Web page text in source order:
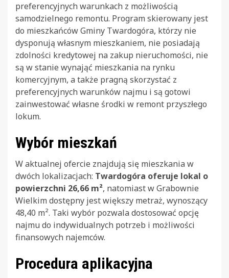
preferencyjnych warunkach z możliwością
samodzielnego remontu. Program skierowany jest
do mieszkańców Gminy Twardogóra, którzy nie
dysponują własnym mieszkaniem, nie posiadają
zdolności kredytowej na zakup nieruchomości, nie
są w stanie wynająć mieszkania na rynku
komercyjnym, a także pragną skorzystać z
preferencyjnych warunków najmu i są gotowi
zainwestować własne środki w remont przyszłego
lokum.
Wybór mieszkań
W aktualnej ofercie znajdują się mieszkania w
dwóch lokalizacjach: Twardogóra oferuje lokal o
powierzchni 26,66 m², natomiast w Grabownie
Wielkim dostępny jest większy metraż, wynoszący
48,40 m². Taki wybór pozwala dostosować opcję
najmu do indywidualnych potrzeb i możliwości
finansowych najemców.
Procedura aplikacyjna